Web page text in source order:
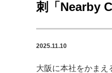
カテゴリー一覧
特集記事カテゴリ
2022 見える化・MIS
刺「Nearby
2025.11.10
大阪に本社をかまえ